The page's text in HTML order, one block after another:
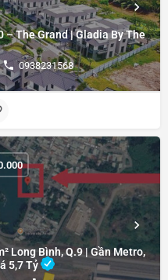
The Grand | Gladia By The
0938231568
Long Bình, Q.9 | Gần Metro,
5,7 Tỷ